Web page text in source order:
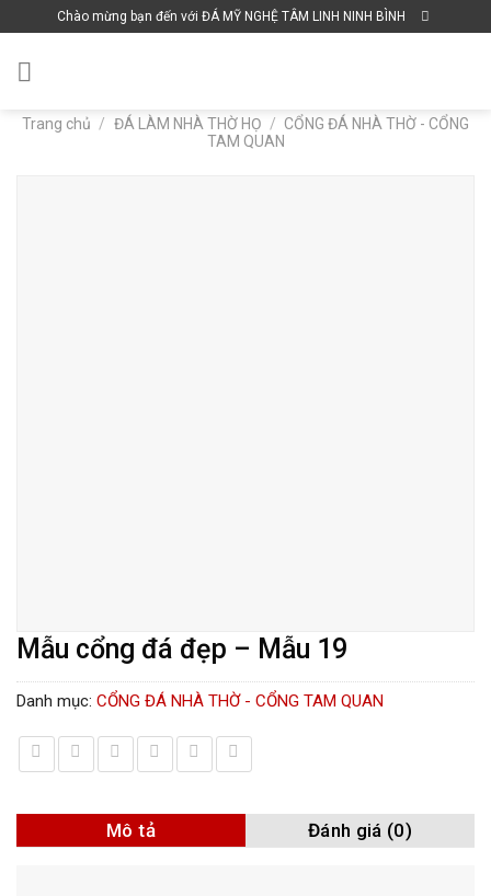
to
content
Chào mừng bạn đến với ĐÁ MỸ NGHỆ TÂM LINH NINH BÌNH
Trang chủ / ĐÁ LÀM NHÀ THỜ HỌ / CỔNG ĐÁ NHÀ THỜ - CỔNG
TAM QUAN
Mẫu cổng đá đẹp – Mẫu 19
Danh mục: CỔNG ĐÁ NHÀ THỜ - CỔNG TAM QUAN
Mô tả Đánh giá (0)